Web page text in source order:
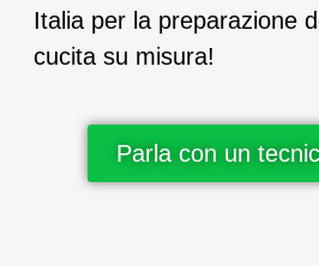
Italia per la preparazione
cucita su misura!
Parla con un